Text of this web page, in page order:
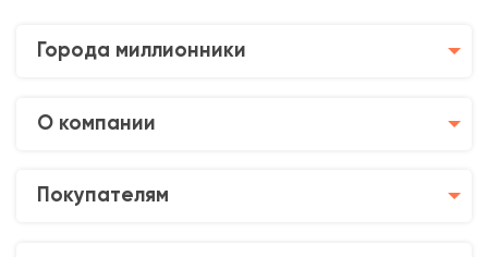
Города миллионники
О компании
Покупателям